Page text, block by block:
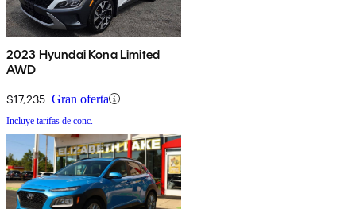
2023 Hyundai Kona Limited
AWD
$17,235 Gran oferta
Incluye tarifas de conc.